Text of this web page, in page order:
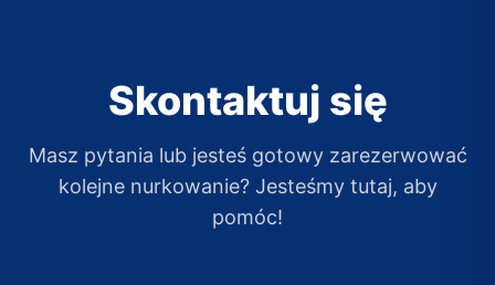
Skontaktuj się
Masz pytania lub jesteś gotowy zarezerwować
kolejne nurkowanie? Jesteśmy tutaj, aby
pomóc!